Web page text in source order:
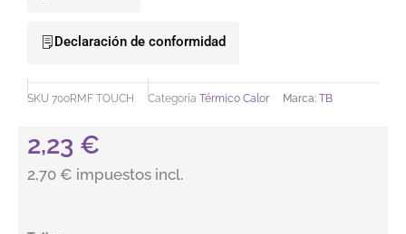
Declaración de conformidad
SKU 700RMF TOUCH Categoría Térmico Calor Marca: TB
2,23 €
2,70 € impuestos incl.